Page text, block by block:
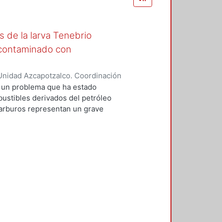
de la larva Tenebrio
con
Azcapotzalco. Coordinación
José Alfredo
problema que ha estado
derivados del petróleo
representan un grave